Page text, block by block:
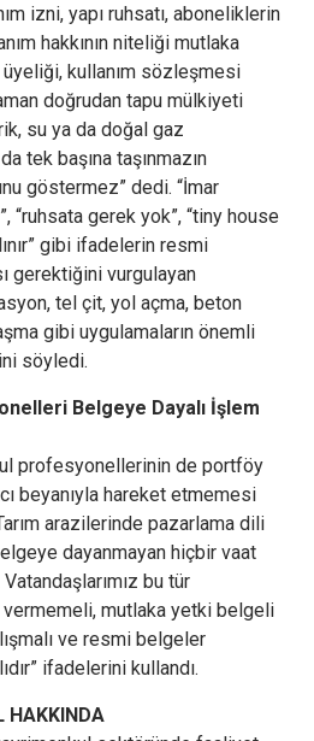
izni, yapı ruhsatı, aboneliklerin
hakkının niteliği mutlaka
üyeliği, kullanım sözleşmesi
doğrudan tapu mülkiyeti
su ya da doğal gaz
tek başına taşınmazın
göstermez” dedi. “İmar
“ruhsata gerek yok”, “tiny house
gibi ifadelerin resmi
gerektiğini vurgulayan
tel çit, yol açma, beton
gibi uygulamaların önemli
söyledi.
Belgeye Dayalı İşlem
profesyonellerinin de portföy
beyanıyla hareket etmemesi
arazilerinde pazarlama dili
dayanmayan hiçbir vaat
bu tür
vermemeli, mutlaka yetki belgeli
ve resmi belgeler
ifadelerini kullandı.
HAKKINDA